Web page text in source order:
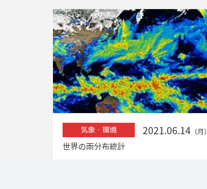
気象・環境 2021.06.14 （月）
世界の雨分布統計